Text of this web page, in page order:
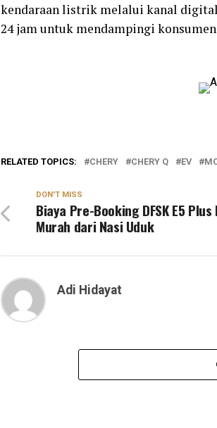
kendaraan listrik melalui kanal
24 jam untuk mendampingi
RELATED TOPICS: CHERY CHERY Q EV
DON'T MISS
Biaya Pre-Booking DFSK E5 Plus
Murah dari Nasi Uduk
Adi Hidayat